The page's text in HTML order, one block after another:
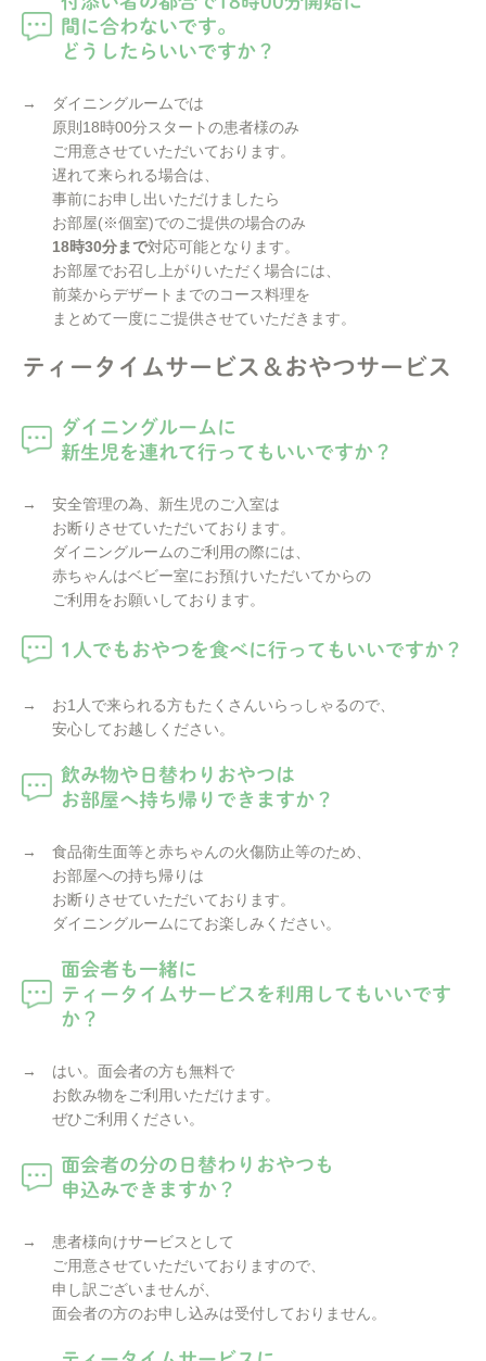
間に合わないです。
どうしたらいいですか？
→ ダイニングルームでは
原則18時00分スタートの患者様のみ
ご用意させていただいております。
遅れて来られる場合は、
事前にお申し出いただけましたら
お部屋(※個室)でのご提供の場合のみ
18時30分まで対応可能となります。
お部屋でお召し上がりいただく場合には、
前菜からデザートまでのコース料理を
まとめて一度にご提供させていただきます。
ティータイムサービス＆おやつサービス
ダイニングルームに
新生児を連れて行ってもいいですか？
→ 安全管理の為、新生児のご入室は
お断りさせていただいております。
ダイニングルームのご利用の際には、
赤ちゃんはベビー室にお預けいただいてからの
ご利用をお願いしております。
1人でもおやつを食べに行ってもいいですか？
→ お1人で来られる方もたくさんいらっしゃるので、
安心してお越しください。
飲み物や日替わりおやつは
お部屋へ持ち帰りできますか？
→ 食品衛生面等と赤ちゃんの火傷防止等のため、
お部屋への持ち帰りは
お断りさせていただいております。
ダイニングルームにてお楽しみください。
面会者も一緒に
ティータイムサービスを利用してもいいです
か？
→ はい。面会者の方も無料で
お飲み物をご利用いただけます。
ぜひご利用ください。
面会者の分の日替わりおやつも
申込みできますか？
→ 患者様向けサービスとして
ご用意させていただいておりますので、
申し訳ございませんが、
面会者の方のお申し込みは受付しておりません。